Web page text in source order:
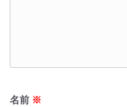
名前 ※